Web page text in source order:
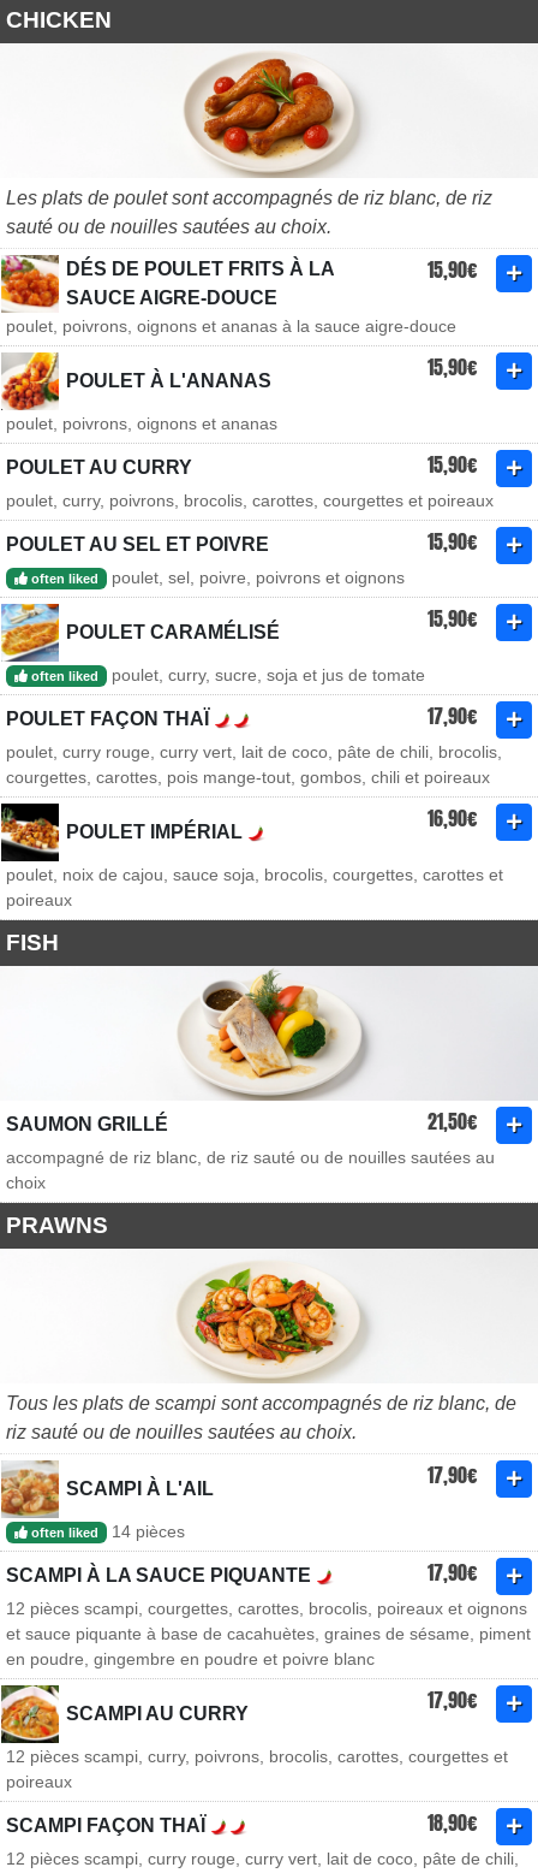
CHICKEN
Les plats de poulet sont accompagnés de riz blanc, de riz
sauté ou de nouilles sautées au choix.
DÉS DE POULET FRITS À LA
SAUCE AIGRE-DOUCE
15,90€
poulet, poivrons, oignons et ananas à la sauce aigre-douce
POULET À L'ANANAS 15,90€
poulet, poivrons, oignons et ananas
POULET AU CURRY 15,90€
poulet, curry, poivrons, brocolis, carottes, courgettes et poireaux
POULET AU SEL ET POIVRE 15,90€
often liked poulet, sel, poivre, poivrons et oignons
POULET CARAMÉLISÉ 15,90€
often liked poulet, curry, sucre, soja et jus de tomate
POULET FAÇON THAÏ 17,90€
poulet, curry rouge, curry vert, lait de coco, pâte de chili, brocolis,
courgettes, carottes, pois mange-tout, gombos, chili et poireaux
POULET IMPÉRIAL 16,90€
poulet, noix de cajou, sauce soja, brocolis, courgettes, carottes et
poireaux
FISH
SAUMON GRILLÉ 21,50€
accompagné de riz blanc, de riz sauté ou de nouilles sautées au
choix
PRAWNS
Tous les plats de scampi sont accompagnés de riz blanc, de
riz sauté ou de nouilles sautées au choix.
SCAMPI À L'AIL 17,90€
often liked 14 pièces
SCAMPI À LA SAUCE PIQUANTE 17,90€
12 pièces scampi, courgettes, carottes, brocolis, poireaux et oignons
et sauce piquante à base de cacahuètes, graines de sésame, piment
en poudre, gingembre en poudre et poivre blanc
SCAMPI AU CURRY 17,90€
12 pièces scampi, curry, poivrons, brocolis, carottes, courgettes et
poireaux
SCAMPI FAÇON THAÏ 18,90€
12 pièces scampi, curry rouge, curry vert, lait de coco, pâte de chili,